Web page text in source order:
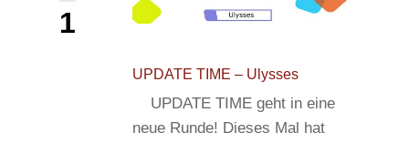
1
UPDATE TIME – Ulysses
UPDATE TIME geht in eine
neue Runde! Dieses Mal hat